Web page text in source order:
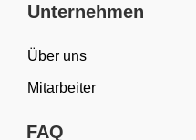
Unternehmen
Über uns
Mitarbeiter
FAQ